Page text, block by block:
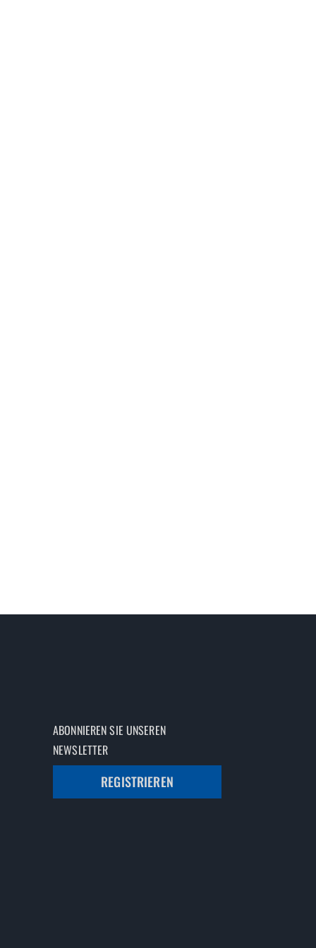
ABONNIEREN SIE UNSEREN
NEWSLETTER
REGISTRIEREN